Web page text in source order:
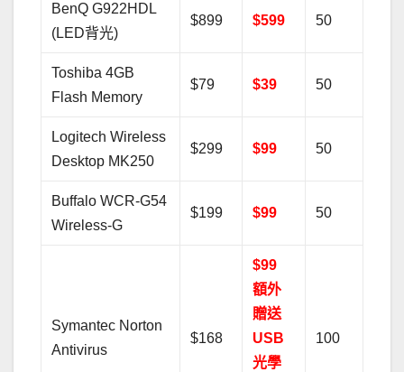
BenQ G922HDL
(LED背光)
$899 $599 50
Toshiba 4GB
Flash Memory
$79 $39 50
Logitech Wireless
Desktop MK250
$299 $99 50
Buffalo WCR-G54
Wireless-G
$199 $99 50
Symantec Norton
Antivirus
$168
$99
額外
贈送
USB
光學
100